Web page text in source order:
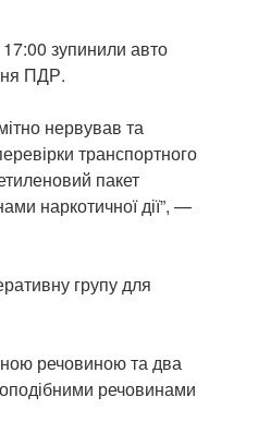
зупинили авто
ПДР.
нервував та
транспортного
пакет
наркотичної дії”, —
групу для
речовиною та два
речовинами